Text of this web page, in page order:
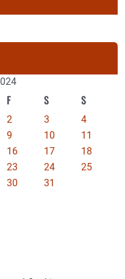
F S S
2 3
4
9 10
11
16 17
18
23 24
25
30
31